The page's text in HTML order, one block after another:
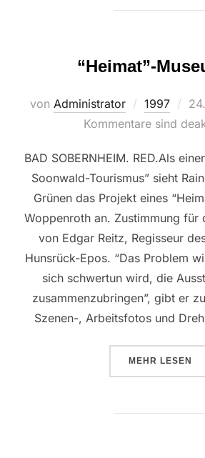
“Heimat”-
von Administrator 1997
am
Kommentare sind
BAD SOBERNHEIM. RED.Als
Soonwald-Tourismus” sieht
Grünen das Projekt eines
Woppenroth an. Zustimmung für
von Edgar Reitz, Regisseur
Hunsrück-Epos. “Das Problem
sich schwertun wird, die
zusammenzubringen”, gibt er
Szenen-, Arbeitsfotos und
MEHR ÜBER
LESEN